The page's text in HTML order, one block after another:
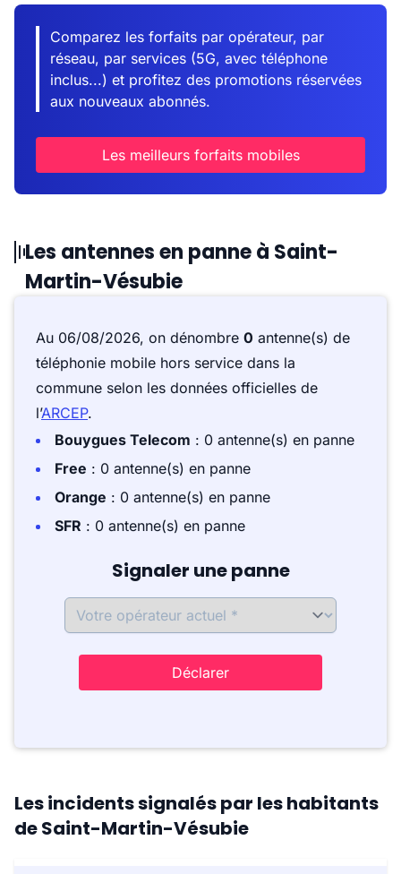
Comparez les forfaits par opérateur, par
réseau, par services (5G, avec téléphone
inclus...) et profitez des promotions réservées
aux nouveaux abonnés.
Les meilleurs forfaits mobiles
Les antennes en panne à Saint-
Martin-Vésubie
Au 06/08/2026, on dénombre 0 antenne(s) de
téléphonie mobile hors service dans la
commune selon les données officielles de
l’ARCEP.
Bouygues Telecom : 0 antenne(s) en panne
Free : 0 antenne(s) en panne
Orange : 0 antenne(s) en panne
SFR : 0 antenne(s) en panne
Signaler une panne
Déclarer
Les incidents signalés par les habitants
de Saint-Martin-Vésubie